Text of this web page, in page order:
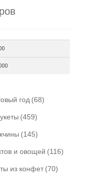
год (68)
(459)
(145)
и овощей (116)
из конфет (70)